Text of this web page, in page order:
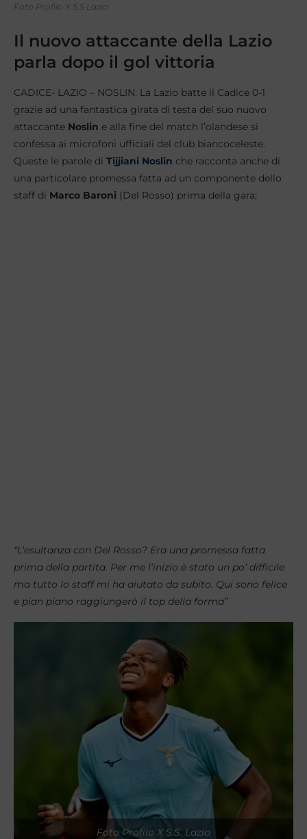
Foto Profilo X S.S Lazio
Il nuovo attaccante della Lazio
parla dopo il gol vittoria
CADICE- LAZIO – NOSLIN. La Lazio batte il Cadice 0-1
grazie ad una fantastica girata di testa del suo nuovo
attaccante Noslin e alla fine del match l’olandese si
confessa ai microfoni ufficiali del club biancoceleste.
Queste le parole di Tijjiani Noslin che racconta anche di
una particolare promessa fatta ad un componente dello
staff di Marco Baroni (Del Rosso) prima della gara;
“L’esultanza con Del Rosso? Era una promessa fatta
prima della partita. Per me l’inizio è stato un po’ difficile
ma tutto lo staff mi ha aiutato da subito. Qui sono felice
e pian piano raggiungerò il top della forma”
Foto Profilo X S.S. Lazio